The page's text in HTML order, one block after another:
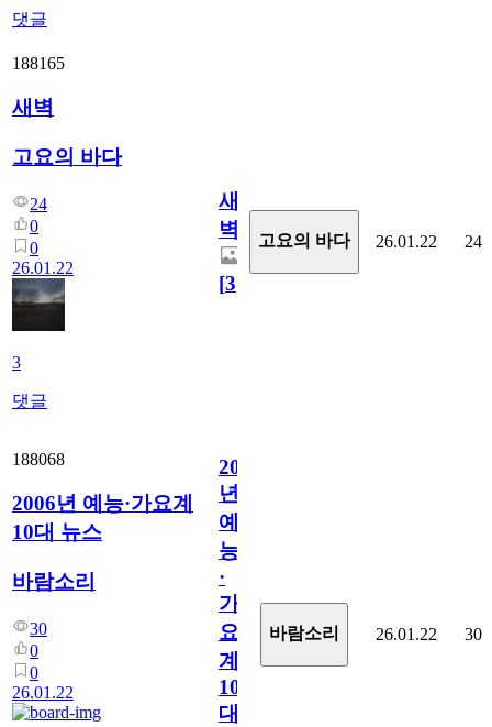
댓글
188165
새벽
고요의 바다
24
0
0
26.01.22
3
댓글
새
벽
[3]
고요의 바다 26.01.22 24
188068
2006년 예능·가요계
10대 뉴스
바람소리
30
0
0
26.01.22
2006
년
예
능
·
가
요
계
10
대
바람소리 26.01.22 30